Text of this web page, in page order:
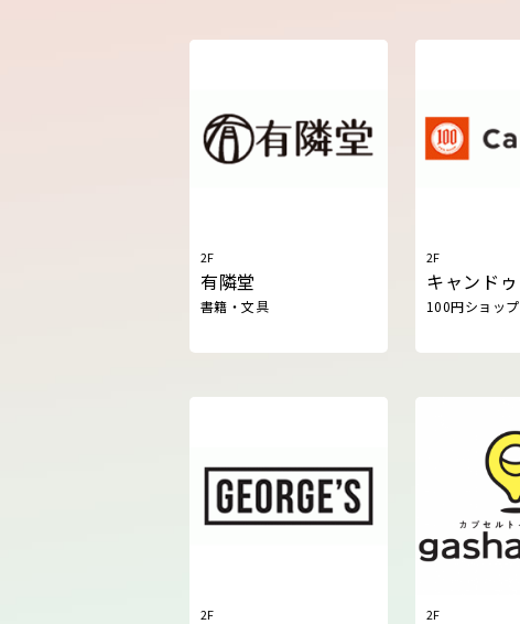
2F
有隣堂
書籍・文具
2F
キャンドゥ
100円ショップ
2F 2F